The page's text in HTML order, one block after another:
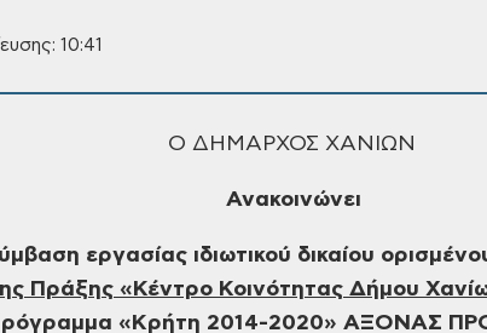
10:41
Ο ΔΗΜΑΡΧΟΣ ΧΑΝΙΩΝ
Ανακοινώνει
εργασίας ιδιωτικού δικαίου
Πράξης «Κέντρο Κοινότητας Δήμου
Πρόγραμμα «Κρήτη 2014-2020» ΑΞΟΝΑΣ